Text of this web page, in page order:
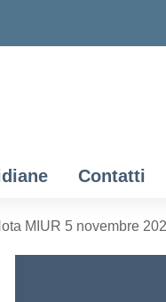
Contatti
MIUR 5 novembre